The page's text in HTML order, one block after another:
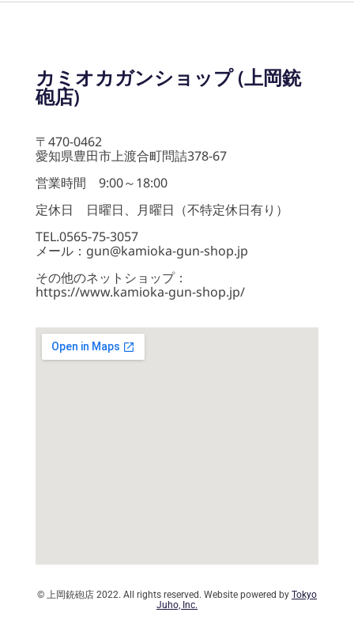
カミオカガンショップ (上岡銃
砲店)
〒470-0462
愛知県豊田市上渡合町問詰378-67
営業時間 9:00～18:00
定休日 日曜日、月曜日（不特定休日有り）
TEL.0565-75-3057
メール：gun@kamioka-gun-shop.jp
その他のネットショップ：
https://www.kamioka-gun-shop.jp/
© 上岡銃砲店 2022. All rights reserved. Website powered by Tokyo
Juho, Inc.